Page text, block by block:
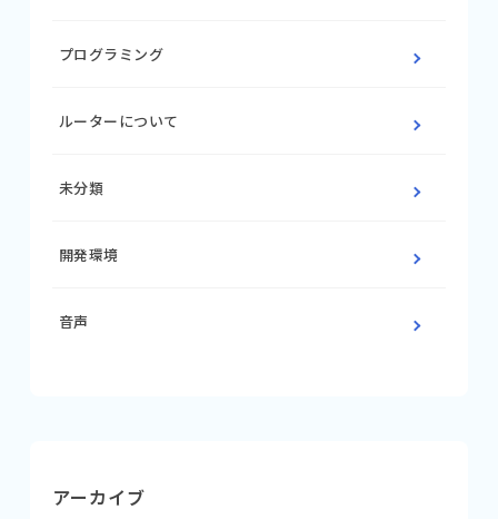
プログラミング
ルーターについて
未分類
開発環境
音声
アーカイブ